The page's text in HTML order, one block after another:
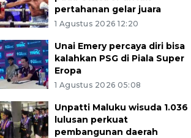
pertahanan gelar juara
1 Agustus 2026 12:20
Unai Emery percaya diri bisa
kalahkan PSG di Piala Super
Eropa
1 Agustus 2026 05:08
Unpatti Maluku wisuda 1.036
lulusan perkuat
pembangunan daerah